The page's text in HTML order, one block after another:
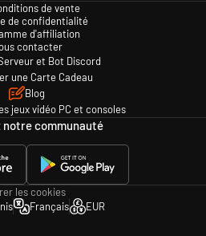
de vente
de confidentialité
d'affiliation
contacter
et Bot Discord
une Carte Cadeau
Blog
jeux vidéo PC et consoles
notre communauté
les cookies
Français EUR